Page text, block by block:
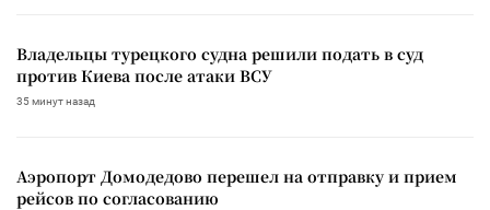
Владельцы турецкого судна решили подать в суд
против Киева после атаки ВСУ
35 минут назад
Аэропорт Домодедово перешел на отправку и прием
рейсов по согласованию